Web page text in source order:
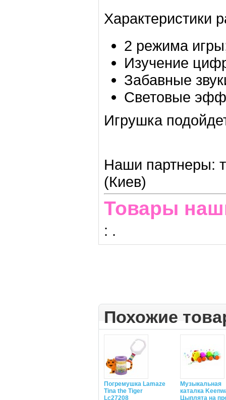
Характеристики
2 режима
Изучение
Забавные
Световые
Игрушка
Наши партнеры:
(Киев)
Товары
: .
Похожие
Погремушка Lamaze
Tina the Tiger
Lc27208
Музыкальная
каталка
Цыплята на